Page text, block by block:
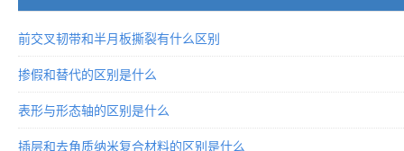
前交叉韧带和半月板撕裂有什么区别
掺假和替代的区别是什么
表形与形态轴的区别是什么
插层和去角质纳米复合材料的区别是什么